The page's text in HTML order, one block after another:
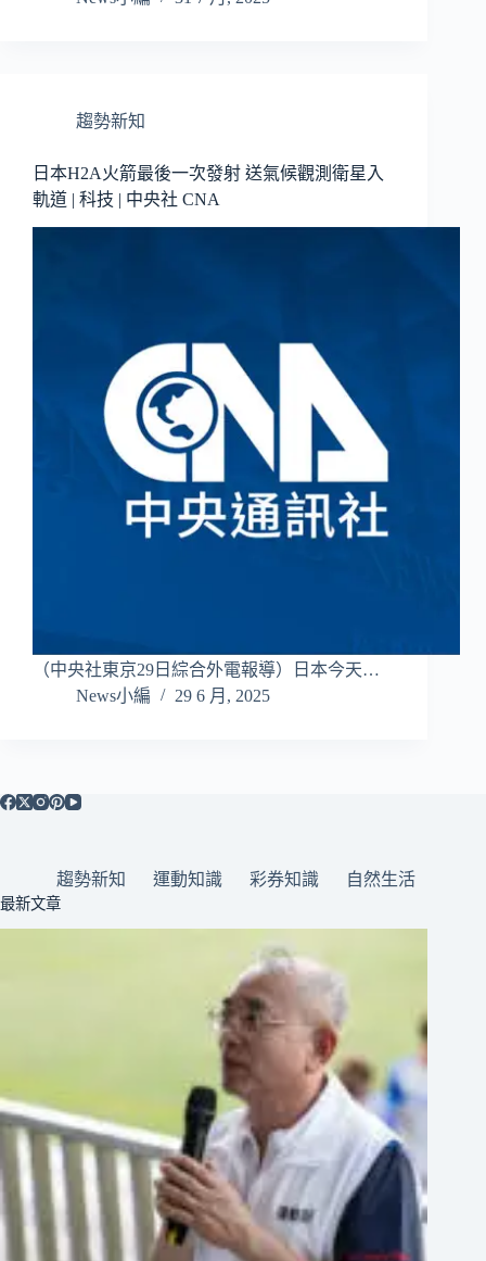
趨勢新知
日本H2A火箭最後一次發射 送氣候觀測衛星入
軌道 | 科技 | 中央社 CNA
（中央社東京29日綜合外電報導）日本今天…
News小編
29 6 月, 2025
趨勢新知 運動知識 彩券知識 自然生活
最新文章